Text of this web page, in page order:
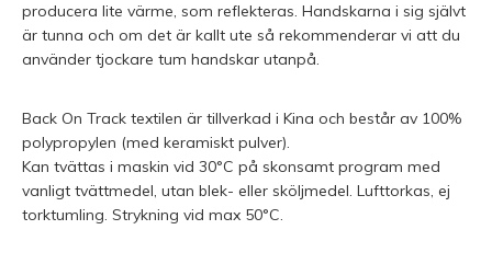
producera lite värme, som reflekteras. Handskarna i sig självt
är tunna och om det är kallt ute så rekommenderar vi att du
använder tjockare tum handskar utanpå.
Back On Track textilen är tillverkad i Kina och består av 100%
polypropylen (med keramiskt pulver).
Kan tvättas i maskin vid 30°C på skonsamt program med
vanligt tvättmedel, utan blek- eller sköljmedel. Lufttorkas, ej
torktumling. Strykning vid max 50°C.